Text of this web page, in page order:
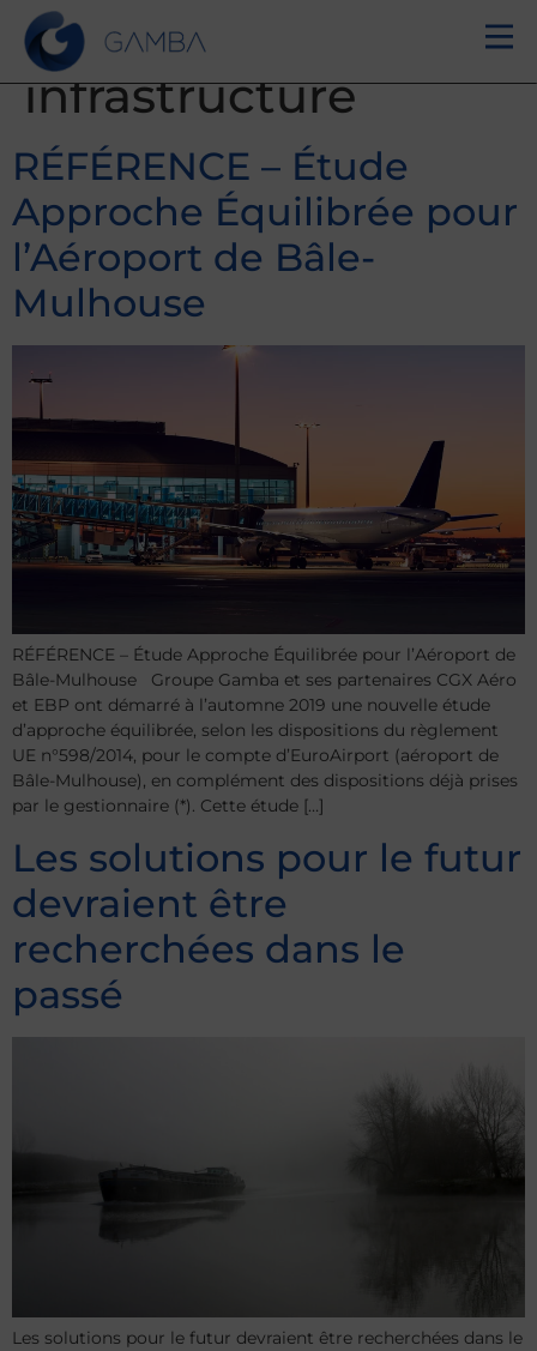
Activité:
infrastructure
RÉFÉRENCE – Étude
Approche Équilibrée pour
l’Aéroport de Bâle-
Mulhouse
RÉFÉRENCE – Étude Approche Équilibrée pour l’Aéroport de
Bâle-Mulhouse Groupe Gamba et ses partenaires CGX Aéro
et EBP ont démarré à l’automne 2019 une nouvelle étude
d’approche équilibrée, selon les dispositions du règlement
UE n°598/2014, pour le compte d’EuroAirport (aéroport de
Bâle-Mulhouse), en complément des dispositions déjà prises
par le gestionnaire (*). Cette étude […]
Les solutions pour le futur
devraient être
recherchées dans le
passé
Les solutions pour le futur devraient être recherchées dans le